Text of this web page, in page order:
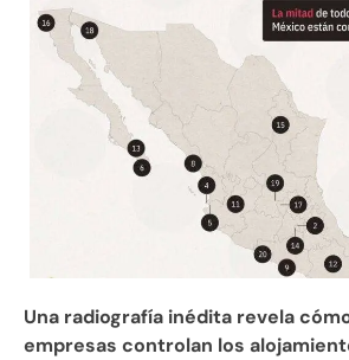
Una radiografía inédita revela
empresas controlan los